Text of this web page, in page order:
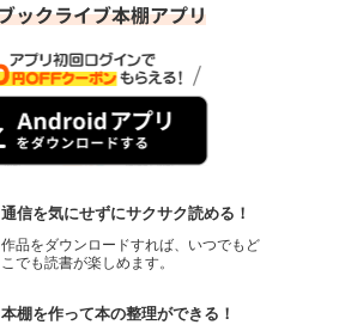
通信を気にせずにサクサク読める！
作品をダウンロードすれば、いつでもど
こでも読書が楽しめます。
本棚を作って本の整理ができる！